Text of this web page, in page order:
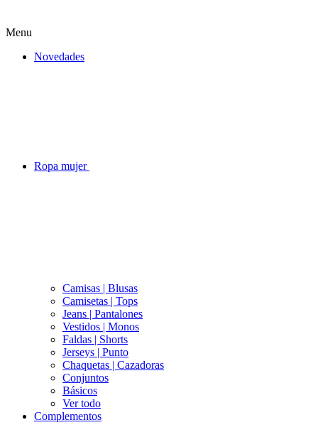
Menu
Novedades
Ropa mujer
Camisas | Blusas
Camisetas | Tops
Jeans | Pantalones
Vestidos | Monos
Faldas | Shorts
Jerseys | Punto
Chaquetas | Cazadoras
Conjuntos
Básicos
Ver todo
Complementos